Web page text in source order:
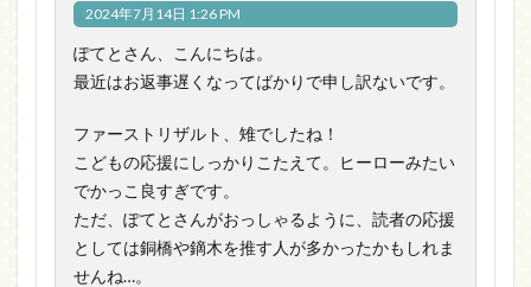
2024年7月14日 1:26 PM
ぽてとさん、こんにちは。
最近はお返事遅くなってばかりで申し訳ないです。
ファーストリザルト、雉でしたね！
こどもの応援にしっかりこたえて。ヒーローみたい
でかっこ良すぎです。
ただ、ぽてとさんがおっしゃるように、読者の応援
としては銅橋や鏑木を推す人が多かったかもしれま
せんね…。